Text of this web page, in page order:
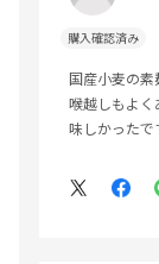
購入確認済み
国産小麦の素
喉越しもよく
味しかったで